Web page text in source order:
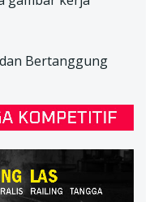
Bertanggung